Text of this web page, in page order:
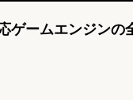
ームエンジンの